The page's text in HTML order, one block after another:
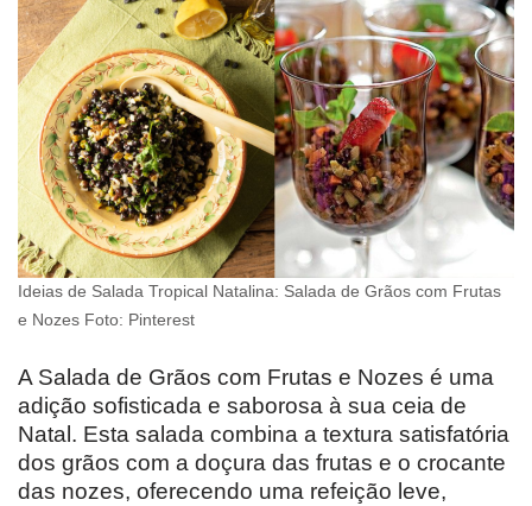
Ideias de Salada Tropical Natalina: Salada de Grãos com Frutas
e Nozes Foto: Pinterest
A Salada de Grãos com Frutas e Nozes é uma
adição sofisticada e saborosa à sua ceia de
Natal. Esta salada combina a textura satisfatória
dos grãos com a doçura das frutas e o crocante
das nozes, oferecendo uma refeição leve,